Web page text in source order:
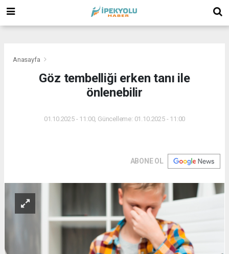
Anasayfa
Göz tembelliği erken tanı ile
önlenebilir
01.10.2025 - 11:00, Güncelleme: 01.10.2025 - 11:00
ABONE OL